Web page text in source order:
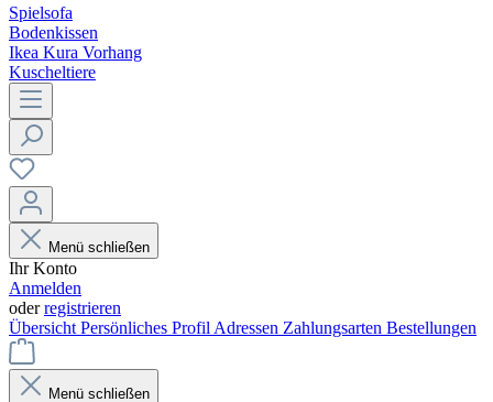
Spielsofa
Bodenkissen
Ikea Kura Vorhang
Kuscheltiere
Menü schließen
Ihr Konto
Anmelden
oderregistrieren
Übersicht Persönliches Profil Adressen Zahlungsarten Bestellungen
Menü schließen